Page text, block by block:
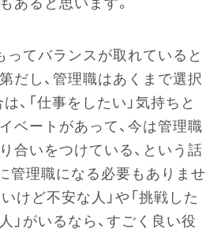
ってバランスが取れていると
だし、管理職はあくまで選択
、「仕事をしたい」気持ちと
ベートがあって、今は管理職
合いをつけている、という話
管理職になる必要もありませ
けど不安な人」や「挑戦した
」がいるなら、すごく良い役